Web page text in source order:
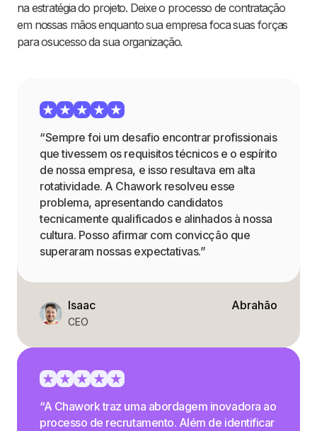
na estratégia do projeto. Deixe o processo de contratação
em nossas mãos enquanto sua empresa foca suas forças
para osucesso da sua organização.
“Sempre foi um desafio encontrar profissionais
que tivessem os requisitos técnicos e o espírito
de nossa empresa, e isso resultava em alta
rotatividade. A Chawork resolveu esse
problema, apresentando candidatos
tecnicamente qualificados e alinhados à nossa
cultura. Posso afirmar com convicção que
superaram nossas expectativas.”
Isaac
CEO
Abrahão
“A Chawork traz uma abordagem inovadora ao
processo de recrutamento. Além de identificar